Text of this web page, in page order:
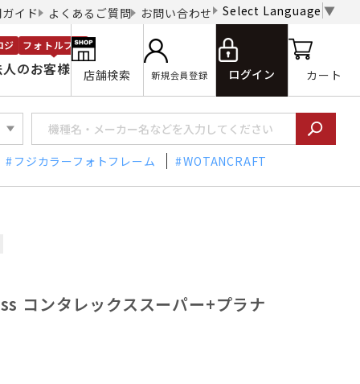
イド よくあるご質問 お問い合わせ Select Language ▼
のお客様
ジ フォトルプロ
店舗検索 新規会員登録 ログイン カート
フジカラーフォトフレーム WOTANCRAFT
コンタレックススーパー+プラナ